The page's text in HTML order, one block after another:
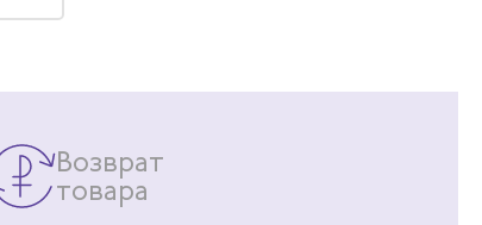
Возврат
товара